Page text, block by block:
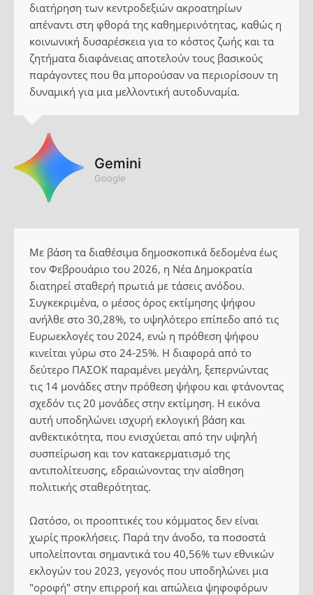
διατήρηση των κεντροδεξιών ακροατηρίων
απέναντι στη φθορά της καθημερινότητας, καθώς η
κοινωνική δυσαρέσκεια για το κόστος ζωής και τα
ζητήματα διαφάνειας αποτελούν τους βασικούς
παράγοντες που θα μπορούσαν να περιορίσουν τη
δυναμική για μια μελλοντική αυτοδυναμία.
Gemini
Google
Με βάση τα διαθέσιμα δημοσκοπικά δεδομένα έως
τον Φεβρουάριο του 2026, η Νέα Δημοκρατία
διατηρεί σταθερή πρωτιά με τάσεις ανόδου.
Συγκεκριμένα, ο μέσος όρος εκτίμησης ψήφου
ανήλθε στο 30,28%, το υψηλότερο επίπεδο από τις
Ευρωεκλογές του 2024, ενώ η πρόθεση ψήφου
κινείται γύρω στο 24-25%. Η διαφορά από το
δεύτερο ΠΑΣΟΚ παραμένει μεγάλη, ξεπερνώντας
τις 14 μονάδες στην πρόθεση ψήφου και φτάνοντας
σχεδόν τις 20 μονάδες στην εκτίμηση. Η εικόνα
αυτή υποδηλώνει ισχυρή εκλογική βάση και
ανθεκτικότητα, που ενισχύεται από την υψηλή
συσπείρωση και τον κατακερματισμό της
αντιπολίτευσης, εδραιώνοντας την αίσθηση
πολιτικής σταθερότητας.
Ωστόσο, οι προοπτικές του κόμματος δεν είναι
χωρίς προκλήσεις. Παρά την άνοδο, τα ποσοστά
υπολείπονται σημαντικά του 40,56% των εθνικών
εκλογών του 2023, γεγονός που υποδηλώνει μια
"οροφή" στην επιρροή και απώλεια ψηφοφόρων